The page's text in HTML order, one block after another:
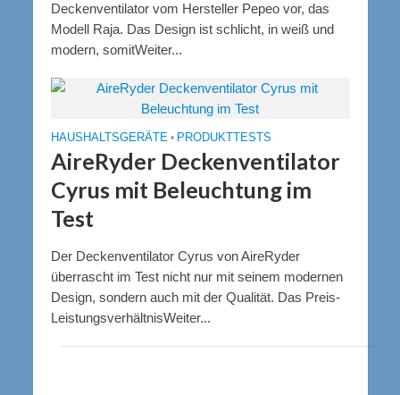
Deckenventilator vom Hersteller Pepeo vor, das
Modell Raja. Das Design ist schlicht, in weiß und
modern, somitWeiter...
HAUSHALTSGERÄTE • PRODUKTTESTS
AireRyder Deckenventilator
Cyrus mit Beleuchtung im
Test
Der Deckenventilator Cyrus von AireRyder
überrascht im Test nicht nur mit seinem modernen
Design, sondern auch mit der Qualität. Das Preis-
LeistungsverhältnisWeiter...